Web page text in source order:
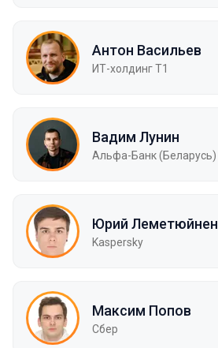
Антон Васильев
ИТ-холдинг Т1
Вадим Лунин
Альфа-Банк (Беларусь)
Юрий Леметюйнен
Kaspersky
Максим Попов
Сбер